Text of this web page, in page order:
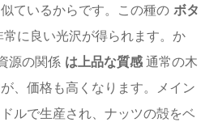
ているからです。この種の ボタ
常に良い光沢が得られます。か
源の関係 は上品な質感 通常の木
、価格も高くなります。メイン
ルで生産され、ナッツの殻をベ